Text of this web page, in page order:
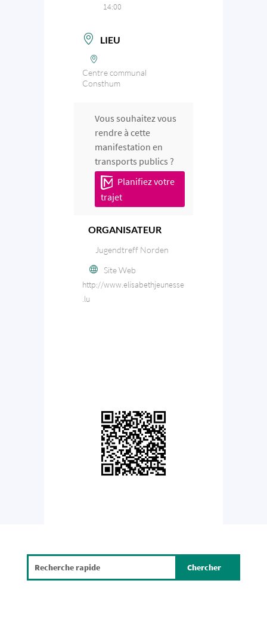
14:00
LIEU
Centre communal
Consthum
Vous souhaitez vous
rendre à cette
manifestation en
transports publics ?
Planifiez votre
trajet
ORGANISATEUR
Jugendtreff Norden
Site Web
http://www.elisabethjeunesse
.lu